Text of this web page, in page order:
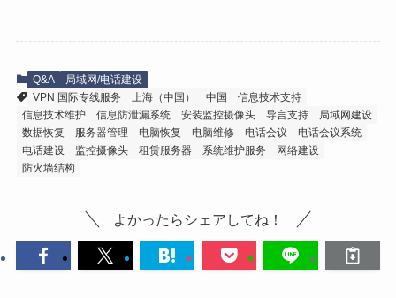
Q&A
局域网/电话建设
VPN 国际专线服务
上海（中国） 中国
信息技术支持
信息技术维护
信息防泄漏系统 安装监控摄像头 导言支持
局域网建设
数据恢复
服务器管理 电脑恢复 电脑维修 电话会议
电话会议系统
电话建设
监控摄像头 租赁服务器 系统维护服务
网络建设
防火墙结构
よかったらシェアしてね！